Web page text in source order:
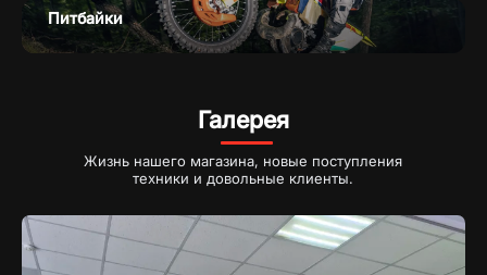
Питбайки
Галерея
Жизнь нашего магазина, новые поступления
техники и довольные клиенты.